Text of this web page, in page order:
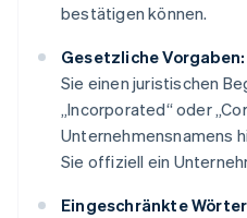
bestätigen können.
Gesetzliche Vorgaben:
Sie einen juristischen
„Incorporated“ oder
Unternehmensnamens
Sie offiziell ein
Eingeschränkte